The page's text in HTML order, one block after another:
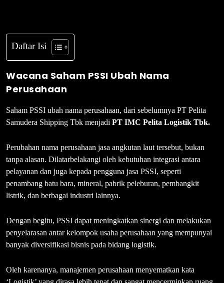
Daftar Isi
Wacana Saham PSSI Ubah Nama
Perusahaan
Saham PSSI ubah nama perusahaan, dari sebelumnya PT Pelita
Samudera Shipping Tbk menjadi PT IMC Pelita Logistik Tbk.
Perubahan nama perusahaan jasa angkutan laut tersebut, bukan
tanpa alasan. Dilatarbelakangi oleh kebutuhan integrasi antara
pelayanan dan juga kepada pengguna jasa PSSI, seperti
penambang batu bara, mineral, pabrik peleburan, pembangkit
listrik, dan berbagai industri lainnya.
Dengan begitu, PSSI dapat meningkatkan sinergi dan melakukan
penyelarasan antar kelompok usaha perusahaan yang mempunyai
banyak diversifikasi bisnis pada bidang logistik.
Oleh karenanya, manajemen perusahaan menyematkan kata